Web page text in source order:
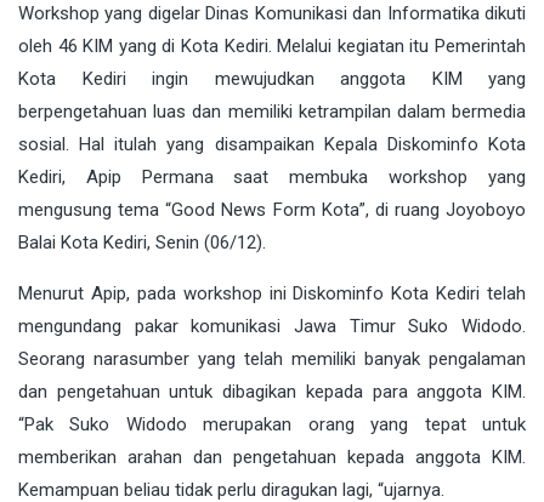
Workshop yang digelar Dinas Komunikasi dan Informatika dikuti
oleh 46 KIM yang di Kota Kediri. Melalui kegiatan itu Pemerintah
Kota Kediri ingin mewujudkan anggota KIM yang
berpengetahuan luas dan memiliki ketrampilan dalam bermedia
sosial. Hal itulah yang disampaikan Kepala Diskominfo Kota
Kediri, Apip Permana saat membuka workshop yang
mengusung tema “Good News Form Kota”, di ruang Joyoboyo
Balai Kota Kediri, Senin (06/12).
Menurut Apip, pada workshop ini Diskominfo Kota Kediri telah
mengundang pakar komunikasi Jawa Timur Suko Widodo.
Seorang narasumber yang telah memiliki banyak pengalaman
dan pengetahuan untuk dibagikan kepada para anggota KIM.
“Pak Suko Widodo merupakan orang yang tepat untuk
memberikan arahan dan pengetahuan kepada anggota KIM.
Kemampuan beliau tidak perlu diragukan lagi, “ujarnya.